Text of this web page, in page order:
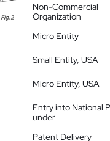
Non-Commercial
Organization
Micro Entity
Small Entity, USA
Micro Entity, USA
Entry into National
under
Patent Delivery